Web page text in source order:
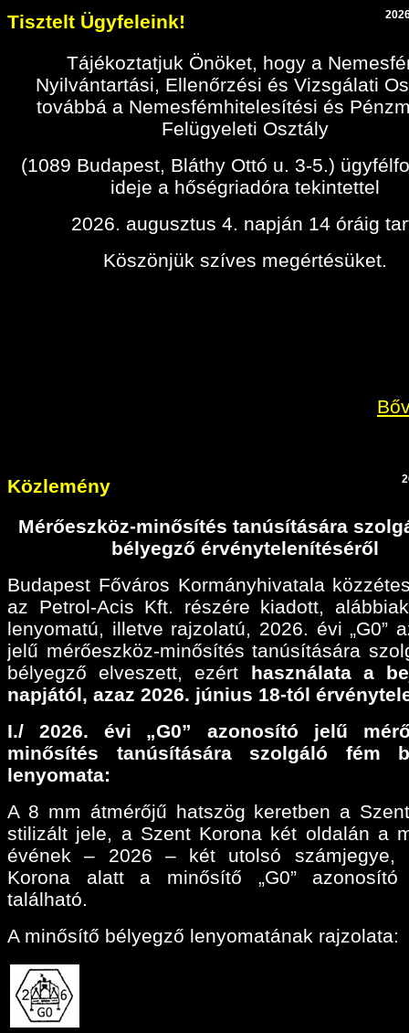
Tisztelt Ügyfeleink!
Tájékoztatjuk Önöket, hogy a
Nyilvántartási, Ellenőrzési és Vizsgálati
továbbá a Nemesfémhitelesítési és
Felügyeleti Osztály
(1089 Budapest, Bláthy Ottó u. 3-5.)
ideje a hőségriadóra tekintettel
2026. augusztus 4. napján 14 óráig
Köszönjük szíves megértésüket.
Közlemény
Mérőeszköz-minősítés tanúsítására
bélyegző érvénytelenítéséről
Budapest Főváros Kormányhivatala
az Petrol-Acis Kft. részére kiadott,
lenyomatú, illetve rajzolatú, 2026. évi „G0”
jelű mérőeszköz-minősítés tanúsítására
bélyegző elveszett, ezért használata a
napjától, azaz 2026. június 18-tól
I./ 2026. évi „G0” azonosító jelű
minősítés tanúsítására szolgáló fém
lenyomata:
A 8 mm átmérőjű hatszög keretben a
stilizált jele, a Szent Korona két oldalán a
évének – 2026 – két utolsó számjegye,
Korona alatt a minősítő „G0” azonosító
található.
A minősítő bélyegző lenyomatának rajzolata: